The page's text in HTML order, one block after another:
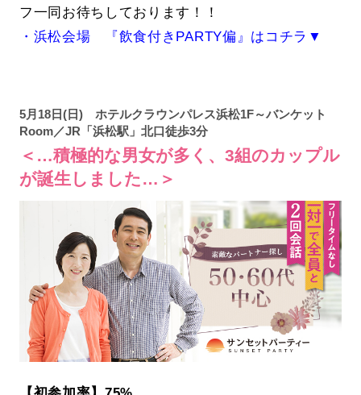
フ一同お待ちしております！！
・浜松会場 『飲食付きPARTY偏』はコチラ▼
5月18日(日) ホテルクラウンパレス浜松1F～バンケット
Room／JR「浜松駅」北口徒歩3分
＜…積極的な男女が多く、3組のカップル
が誕生しました…＞